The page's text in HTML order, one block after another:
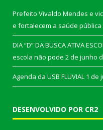
Prefeito Vivaldo Mendes e
e fortalecem a saúde pública
DIA “D” DA BUSCA ATIVA
escola não pode 2 de junho
Agenda da USB FLUVIAL 1 de
DESENVOLVIDO POR CR2